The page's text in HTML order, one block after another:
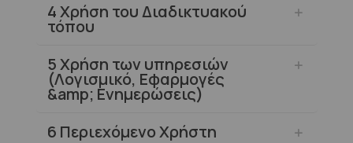
4Χρήση του Διαδικτυακού
τόπου
5Χρήση των υπηρεσιών
(Λογισμικό, Εφαρμογές
&amp; Ενημερώσεις)
6 Περιεχόμενο Χρήστη